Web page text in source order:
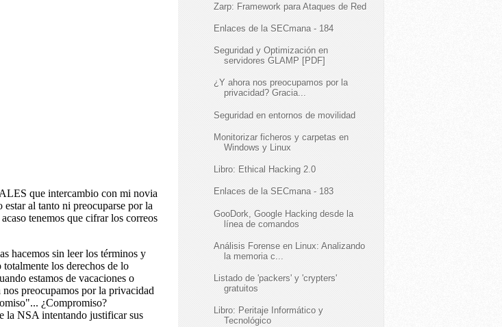
Zarp: Framework para Ataques de Red
Enlaces de la SECmana - 184
Seguridad y Optimización en
servidores GLAMP [PDF]
¿Y ahora nos preocupamos por la
privacidad? Gracia...
Seguridad en entornos de movilidad
Monitorizar ficheros y carpetas en
Windows y Linux
Libro: Ethical Hacking 2.0
Enlaces de la SECmana - 183
GooDork, Google Hacking desde la
línea de comandos
Análisis Forense en Linux: Analizando
la memoria c...
Listado de 'packers' y 'crypters'
gratuitos
Libro: Peritaje Informático y
Tecnológico